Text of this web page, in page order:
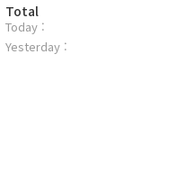
방
문
자
Total
Today :
Yesterday :